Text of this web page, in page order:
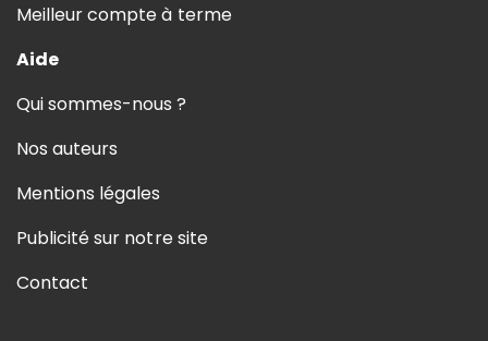
Meilleur compte à terme
Aide
Qui sommes-nous ?
Nos auteurs
Mentions légales
Publicité sur notre site
Contact